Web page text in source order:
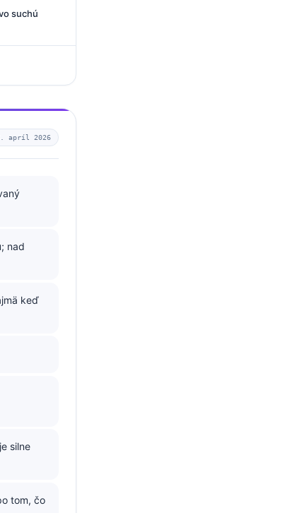
suchú
apríl 2026
nad
keď
silne
tom, čo